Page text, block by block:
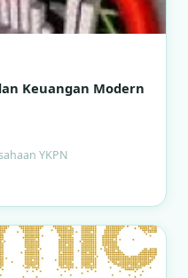
Keuangan Modern
YKPN